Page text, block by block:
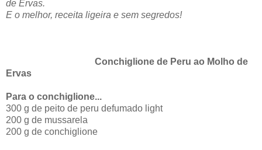
de Ervas.
E o melhor, receita ligeira e sem segredos!
Conchiglione de Peru ao Molho de
Ervas
Para o conchiglione...
300 g de peito de peru defumado light
200 g de mussarela
200 g de conchiglione